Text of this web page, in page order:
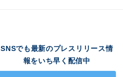
SNSでも最新のプレスリリース情
報をいち早く配信中